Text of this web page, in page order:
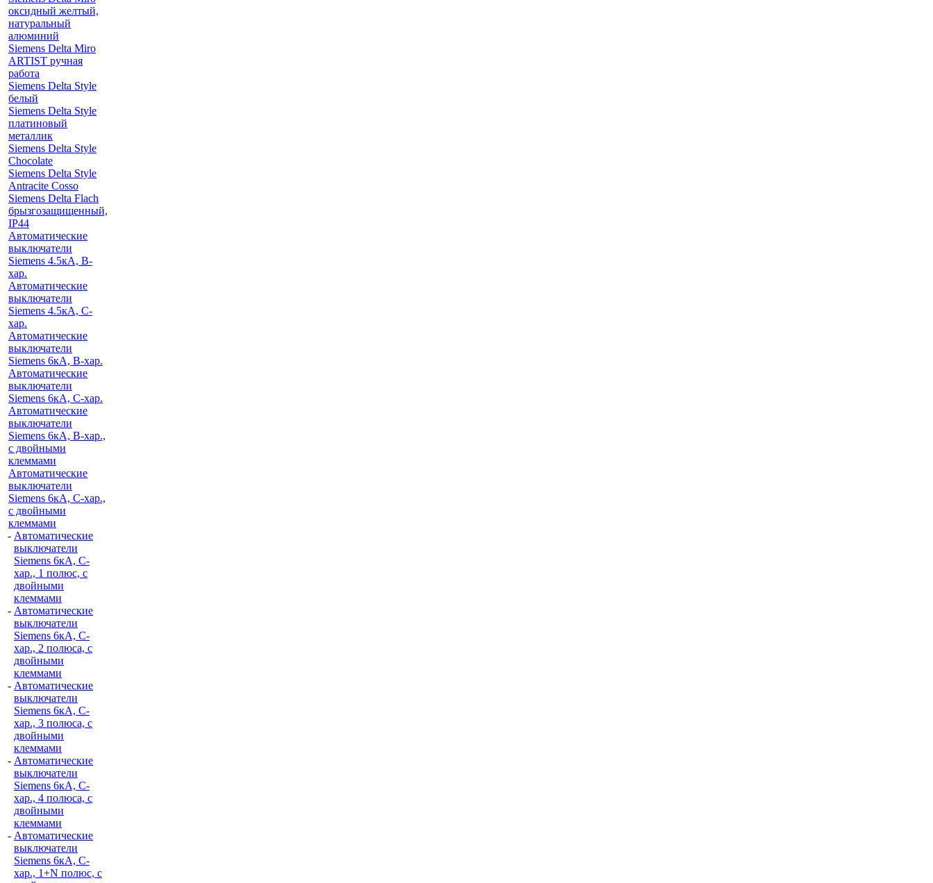
оксидный желтый,
натуральный
алюминий
Siemens Delta Miro
ARTIST ручная
работа
Siemens Delta Style
белый
Siemens Delta Style
платиновый
металлик
Siemens Delta Style
Chocolate
Siemens Delta Style
Antracite Cosso
Siemens Delta Flach
брызгозащищенный,
IP44
Автоматические
выключатели
Siemens 4.5кА, B-
хар.
Автоматические
выключатели
Siemens 4.5кА, C-
хар.
Автоматические
выключатели
Siemens 6кА, B-хар.
Автоматические
выключатели
Siemens 6кА, С-хар.
Автоматические
выключатели
Siemens 6кА, B-хар.,
с двойными
клеммами
Автоматические
выключатели
Siemens 6кА, C-хар.,
с двойными
клеммами
- Автоматические
выключатели
Siemens 6кА, C-
хар., 1 полюс, с
двойными
клеммами
- Автоматические
выключатели
Siemens 6кА, C-
хар., 2 полюса, с
двойными
клеммами
- Автоматические
выключатели
Siemens 6кА, C-
хар., 3 полюса, с
двойными
клеммами
- Автоматические
выключатели
Siemens 6кА, C-
хар., 4 полюса, с
двойными
клеммами
- Автоматические
выключатели
Siemens 6кА, C-
хар., 1+N полюс, с